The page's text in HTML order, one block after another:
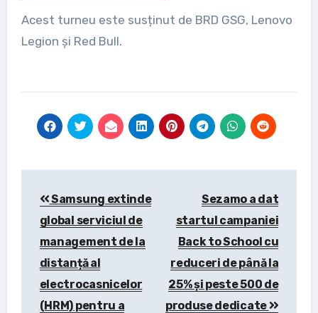
Acest turneu este susținut de BRD GSG, Lenovo
Legion și Red Bull.
navigation
Samsung extinde
global serviciul de
management de la
distanță al
electrocasnicelor
(HRM) pentru a
Sezamo a dat
startul campaniei
Back to School cu
reduceri de până la
25% și peste 500 de
produse dedicate